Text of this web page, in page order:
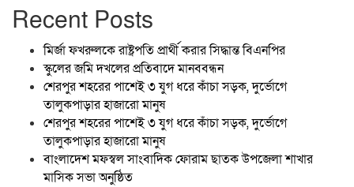
Recent Posts
মির্জা ফখরুলকে রাষ্ট্রপতি প্রার্থী করার সিদ্ধান্ত বিএনপির
স্কুলের জমি দখলের প্রতিবাদে মানববন্ধন
শেরপুর শহরের পাশেই ৩ যুগ ধরে কাঁচা সড়ক, দুর্ভোগে
তালুকপাড়ার হাজারো মানুষ
শেরপুর শহরের পাশেই ৩ যুগ ধরে কাঁচা সড়ক, দুর্ভোগে
তালুকপাড়ার হাজারো মানুষ
বাংলাদেশ মফস্বল সাংবাদিক ফোরাম ছাতক উপজেলা শাখার
মাসিক সভা অনুষ্ঠিত